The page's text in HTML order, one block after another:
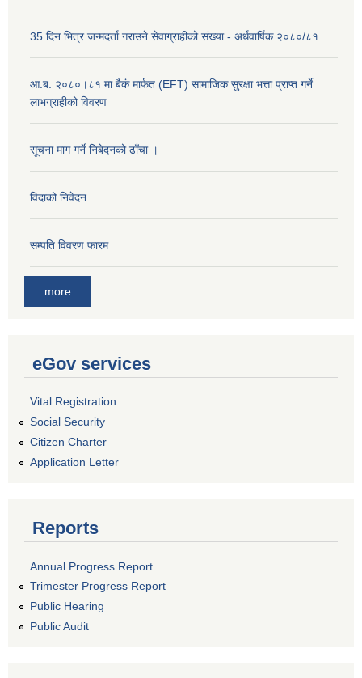
35 दिन भित्र जन्मदर्ता गराउने सेवाग्राहीको संख्या - अर्धवार्षिक २०८०/८१
आ.ब. २०८०।८१ मा बैकं मार्फत (EFT) सामाजिक सुरक्षा भत्ता प्राप्त गर्ने
लाभग्राहीको विवरण
सूचना माग गर्ने निबेदनको ढाँचा ।
विदाको निवेदन
सम्पति विवरण फारम
more
eGov services
Vital Registration
Social Security
Citizen Charter
Application Letter
Reports
Annual Progress Report
Trimester Progress Report
Public Hearing
Public Audit